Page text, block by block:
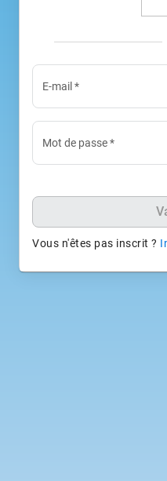
E-mail *
Mot de passe*
Vous n'êtes pas inscrit ?